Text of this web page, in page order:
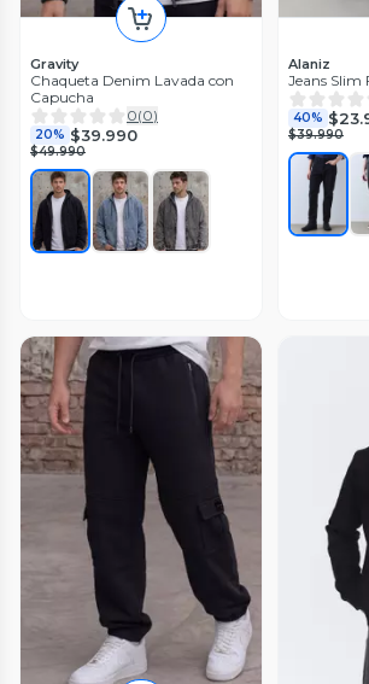
Gravity
Chaqueta Denim Lavada con
Capucha
0(0)
20% $39.990
$49.990
Alaniz
Jeans Slim
40%
$39.990